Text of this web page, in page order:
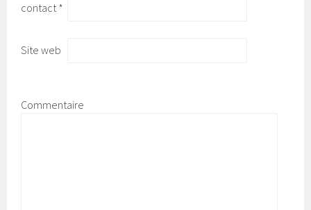
contact*
Site web
Commentaire